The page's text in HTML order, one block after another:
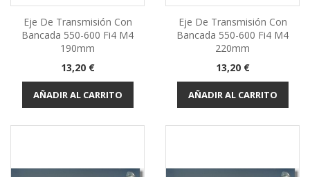
Eje De Transmisión Con
Bancada 550-600 Fi4 M4
190mm
Precio
13,20 €
AÑADIR AL CARRITO
Eje De Transmisión Con
Bancada 550-600 Fi4 M4
220mm
Precio
13,20 €
AÑADIR AL CARRITO